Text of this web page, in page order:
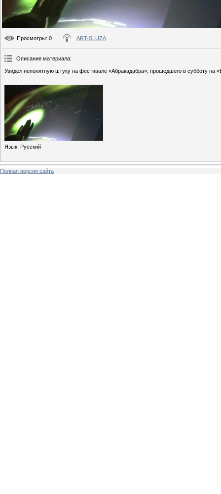
Просмотры: 0 ART-SLUZA
Описание материала:
Увидел непонятную штуку на фестивале «Абракадабра», прошедшего в субботу на
Язык: Русский
Полная версия сайта